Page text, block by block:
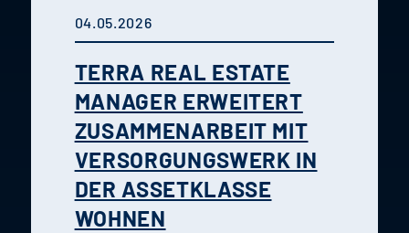
04.05.2026
TERRA REAL ESTATE
MANAGER ERWEITERT
ZUSAMMENARBEIT MIT
VERSORGUNGSWERK IN
DER ASSETKLASSE
WOHNEN